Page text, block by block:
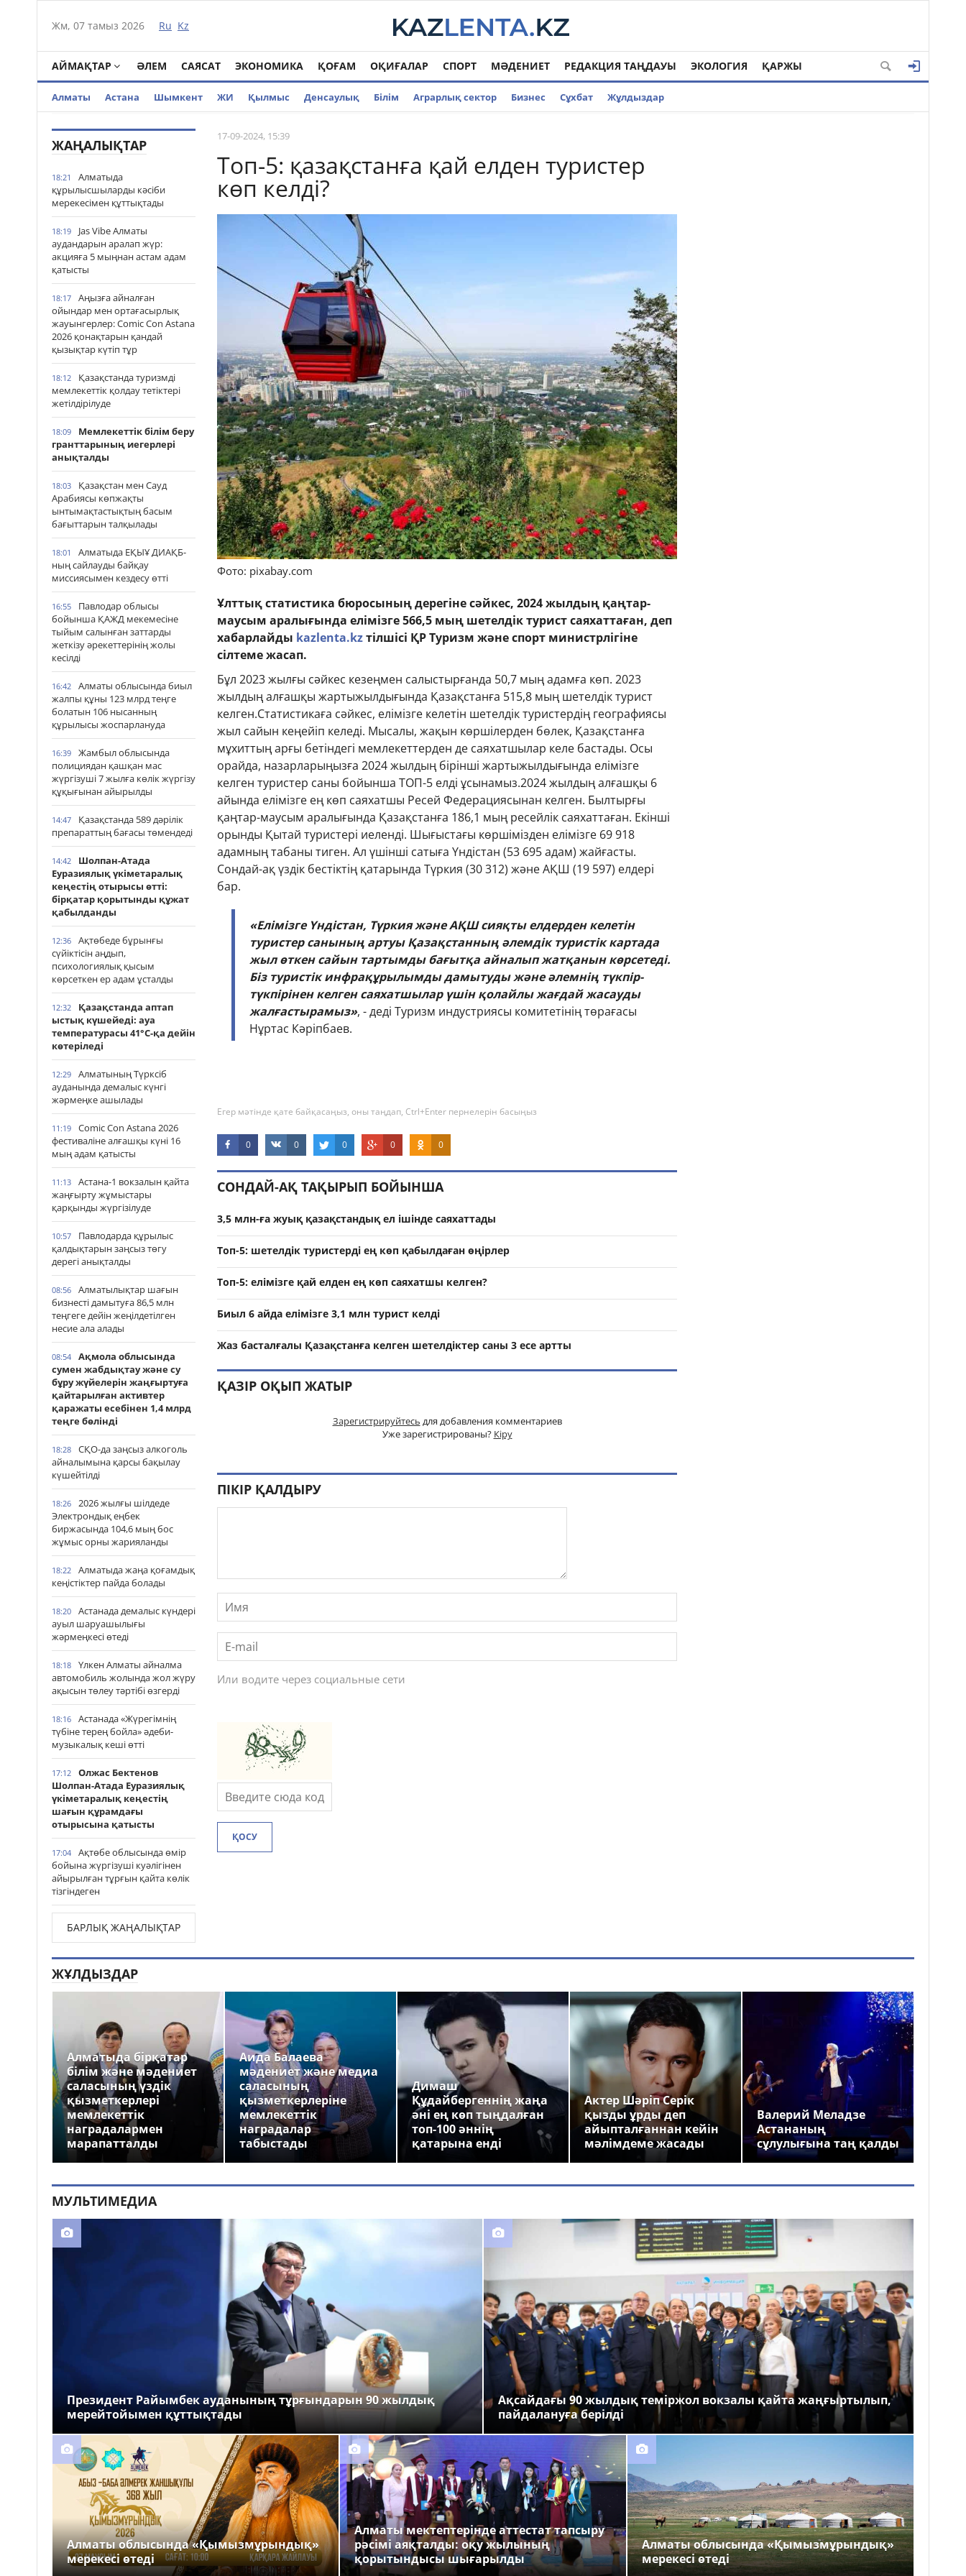
Жм, 07 тамыз 2026 Ru Kz
АЙМАҚТАР ӘЛЕМ САЯСАТ ЭКОНОМИКА ҚОҒАМ ОҚИҒАЛАР СПОРТ МӘДЕНИЕТ РЕДАКЦИЯ ТАҢДАУЫ ЭКОЛОГИЯ ҚАРЖЫ
Алматы Астана Шымкент ЖИ Қылмыс Денсаулық Білім Аграрлық сектор Бизнес Cұхбат Жұлдыздар
ЖАҢАЛЫҚТАР
18:21
Алматыда
құрылысшыларды кәсіби
мерекесімен құттықтады
18:19
Jas Vibe Алматы
аудандарын аралап жүр:
акцияға 5 мыңнан астам адам
қатысты
18:17
Аңызға айналған
ойындар мен ортағасырлық
жауынгерлер: Comic Con Astana
2026 қонақтарын қандай
қызықтар күтіп тұр
18:12
Қазақстанда туризмді
мемлекеттік қолдау тетіктері
жетілдірілуде
18:09
Мемлекеттік білім беру
гранттарының иегерлері
анықталды
18:03
Қазақстан мен Сауд
Арабиясы көпжақты
ынтымақтастықтың басым
бағыттарын талқылады
18:01
Алматыда ЕҚЫҰ ДИАҚБ-
ның сайлауды байқау
миссиясымен кездесу өтті
16:55
Павлодар облысы
бойынша ҚАЖД мекемесіне
тыйым салынған заттарды
жеткізу әрекеттерінің жолы
кесілді
16:42
Алматы облысында биыл
жалпы құны 123 млрд теңге
болатын 106 нысанның
құрылысы жоспарлануда
16:39
Жамбыл облысында
полициядан қашқан мас
жүргізуші 7 жылға көлік жүргізу
құқығынан айырылды
14:47
Қазақстанда 589 дәрілік
препараттың бағасы төмендеді
14:42
Шолпан-Атада
Еуразиялық үкіметаралық
кеңестің отырысы өтті:
бірқатар қорытынды құжат
қабылданды
12:36
Ақтөбеде бұрынғы
сүйіктісін аңдып,
психологиялық қысым
көрсеткен ер адам ұсталды
12:32
Қазақстанда аптап
ыстық күшейеді: ауа
температурасы 41°С-қа дейін
көтеріледі
12:29
Алматының Түрксіб
ауданында демалыс күнгі
жәрмеңке ашылады
11:19
Comic Con Astana 2026
фестиваліне алғашқы күні 16
мың адам қатысты
11:13
Астана-1 вокзалын қайта
жаңғырту жұмыстары
қарқынды жүргізілуде
10:57
Павлодарда құрылыс
қалдықтарын заңсыз төгу
дерегі анықталды
08:56
Алматылықтар шағын
бизнесті дамытуға 86,5 млн
теңгеге дейін жеңілдетілген
несие ала алады
08:54
Ақмола облысында
сумен жабдықтау және су
бұру жүйелерін жаңғыртуға
қайтарылған активтер
қаражаты есебінен 1,4 млрд
теңге бөлінді
18:28
СҚО-да заңсыз алкоголь
айналымына қарсы бақылау
күшейтілді
18:26
2026 жылғы шілдеде
Электрондық еңбек
биржасында 104,6 мың бос
жұмыс орны жарияланды
18:22
Алматыда жаңа қоғамдық
кеңістіктер пайда болады
18:20
Астанада демалыс күндері
ауыл шаруашылығы
жәрмеңкесі өтеді
18:18
Үлкен Алматы айналма
автомобиль жолында жол жүру
ақысын төлеу тәртібі өзгерді
18:16
Астанада «Жүрегімнің
түбіне терең бойла» әдеби-
музыкалық кеші өтті
17:12
Олжас Бектенов
Шолпан-Атада Еуразиялық
үкіметаралық кеңестің
шағын құрамдағы
отырысына қатысты
17:04
Ақтөбе облысында өмір
бойына жүргізуші куәлігінен
айырылған тұрғын қайта көлік
тізгіндеген
БАРЛЫҚ ЖАҢАЛЫҚТАР
17-09-2024, 15:39
Топ-5: қазақстанға қай елден туристер
көп келді?
Фото: pixabay.com
Ұлттық статистика бюросының дерегіне сәйкес, 2024 жылдың қаңтар-
маусым аралығында елімізге 566,5 мың шетелдік турист саяхаттаған, деп
хабарлайды kazlenta.kzтілшісі ҚР Туризм және спорт министрлігіне
сілтеме жасап.
Бұл 2023 жылғы сәйкес кезеңмен салыстырғанда 50,7 мың адамға көп. 2023
жылдың алғашқы жартыжылдығында Қазақстанға 515,8 мың шетелдік турист
келген.Статистикаға сәйкес, елімізге келетін шетелдік туристердің географиясы
жыл сайын кеңейіп келеді. Мысалы, жақын көршілерден бөлек, Қазақстанға
мұхиттың арғы бетіндегі мемлекеттерден де саяхатшылар келе бастады. Осы
орайда, назарларыңызға 2024 жылдың бірінші жартыжылдығында елімізге
келген туристер саны бойынша ТОП-5 елді ұсынамыз.2024 жылдың алғашқы 6
айында елімізге ең көп саяхатшы Ресей Федерациясынан келген. Былтырғы
қаңтар-маусым аралығында Қазақстанға 186,1 мың ресейлік саяхаттаған. Екінші
орынды Қытай туристері иеленді. Шығыстағы көршімізден елімізге 69 918
адамның табаны тиген. Ал үшінші сатыға Үндістан (53 695 адам) жайғасты.
Сондай-ақ үздік бестіктің қатарында Түркия (30 312) және АҚШ (19 597) елдері
бар.
«Елімізге Үндістан, Түркия және АҚШ сияқты елдерден келетін
туристер санының артуы Қазақстанның әлемдік туристік картада
жыл өткен сайын тартымды бағытқа айналып жатқанын көрсетеді.
Біз туристік инфрақұрылымды дамытуды және әлемнің түкпір-
түкпірінен келген саяхатшылар үшін қолайлы жағдай жасауды
жалғастырамыз», - деді Туризм индустриясы комитетінің төрағасы
Нұртас Кәріпбаев.
Егер мәтінде қате байқасаңыз, оны таңдап, Ctrl+Enter пернелерін басыңыз
0 0 0 0 0
СОНДАЙ-АҚ ТАҚЫРЫП БОЙЫНША
3,5 млн-ға жуық қазақстандық ел ішінде саяхаттады
Топ-5: шетелдік туристерді ең көп қабылдаған өңірлер
Топ-5: елімізге қай елден ең көп саяхатшы келген?
Биыл 6 айда елімізге 3,1 млн турист келді
Жаз басталғалы Қазақстанға келген шетелдіктер саны 3 есе артты
ҚАЗІР ОҚЫП ЖАТЫР
Зарегистрируйтесь для добавления комментариев
Уже зарегистрированы? Кіру
ПІКІР ҚАЛДЫРУ
Или водите через социальные сети
ҚОСУ
ЖҰЛДЫЗДАР
Алматыда бірқатар
білім және мәдениет
саласының үздік
қызметкерлері
мемлекеттік
наградалармен
марапатталды
Аида Балаева
мәдениет және медиа
саласының
қызметкерлеріне
мемлекеттік
наградалар
табыстады
Димаш
Құдайбергеннің жаңа
әні ең көп тыңдалған
топ-100 әннің
қатарына енді
Актер Шәріп Серік
қызды ұрды деп
айыпталғаннан кейін
мәлімдеме жасады
Валерий Меладзе
Астананың
сұлулығына таң қалды
МУЛЬТИМЕДИА
Президент Райымбек ауданының тұрғындарын 90 жылдық
мерейтойымен құттықтады
Ақсайдағы 90 жылдық теміржол вокзалы қайта жаңғыртылып,
пайдалануға берілді
Алматы облысында «Қымызмұрындық»
мерекесі өтеді
Алматы мектептерінде аттестат тапсыру
рәсімі аяқталды: оқу жылының
қорытындысы шығарылды
Алматы облысында «Қымызмұрындық»
мерекесі өтеді